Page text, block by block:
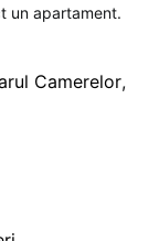
un apartament.
Camerelor,